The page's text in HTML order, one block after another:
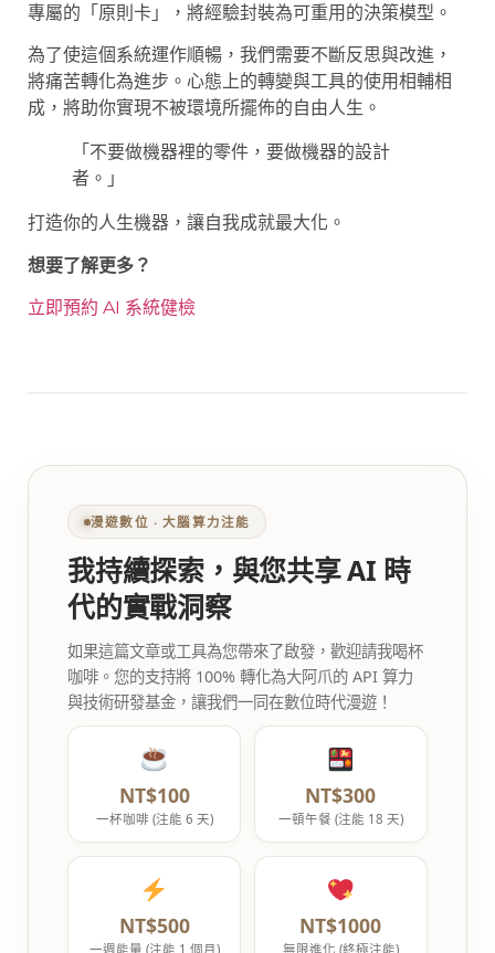
專屬的「原則卡」，將經驗封裝為可重用的決策模型。
為了使這個系統運作順暢，我們需要不斷反思與改進，
將痛苦轉化為進步。心態上的轉變與工具的使用相輔相
成，將助你實現不被環境所擺佈的自由人生。
「不要做機器裡的零件，要做機器的設計
者。」
打造你的人生機器，讓自我成就最大化。
想要了解更多？
立即預約 AI 系統健檢
漫遊數位 ‧ 大腦算力注能
我持續探索，與您共享 AI 時
代的實戰洞察
如果這篇文章或工具為您帶來了啟發，歡迎請我喝杯
咖啡。您的支持將 100% 轉化為大阿爪的 API 算力
與技術研發基金，讓我們一同在數位時代漫遊！
NT$100
一杯咖啡 (注能 6 天)
NT$300
一頓午餐 (注能 18 天)
NT$500
一週能量 (注能 1 個月)
NT$1000
無限進化 (終極注能)